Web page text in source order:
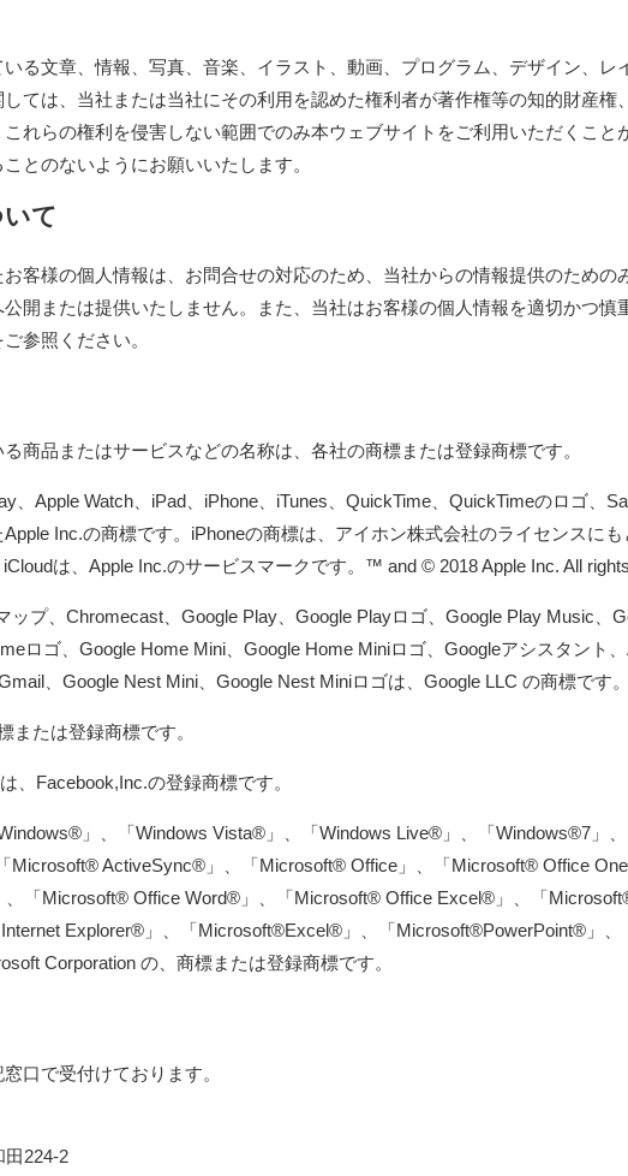
る文章、情報、写真、音楽、イラスト、動画、プログラム、デザイン、レ
ては、当社または当社にその利用を認めた権利者が著作権等の知的財産権
れらの権利を侵害しない範囲でのみ本ウェブサイトをご利用いただくこと
とのないようにお願いいたします。
て
客様の個人情報は、お問合せの対応のため、当社からの情報提供のための
開または提供いたしません。また、当社はお客様の個人情報を適切かつ慎
ご参照ください。
商品またはサービスなどの名称は、各社の商標または登録商標です。
、Apple Watch、iPad、iPhone、iTunes、QuickTime、QuickTimeのロゴ、
Inc.の商標です。iPhoneの商標は、アイホン株式会社のライセンスに
は、Apple Inc.のサービスマークです。™ and © 2018 Apple Inc. All
ップ、Chromecast、Google Play、Google Playロゴ、Google Play Music、
ロゴ、Google Home Mini、Google Home Miniロゴ、Googleアシスタント
、Google Nest Mini、Google Nest Miniロゴは、Google LLC の商標です。
または登録商標です。
、Facebook,Inc.の登録商標です。
」、「Windows Vista®」、「Windows Live®」、「Windows®7」
Microsoft® ActiveSync®」、「Microsoft® Office」、「Microsoft® Office
、「Microsoft® Office Word®」、「Microsoft® Office Excel®」、「
Explorer®」、「Microsoft®Excel®」、「Microsoft®PowerPoint®」、
Corporation の、商標または登録商標です。
口で受付けております。
224-2